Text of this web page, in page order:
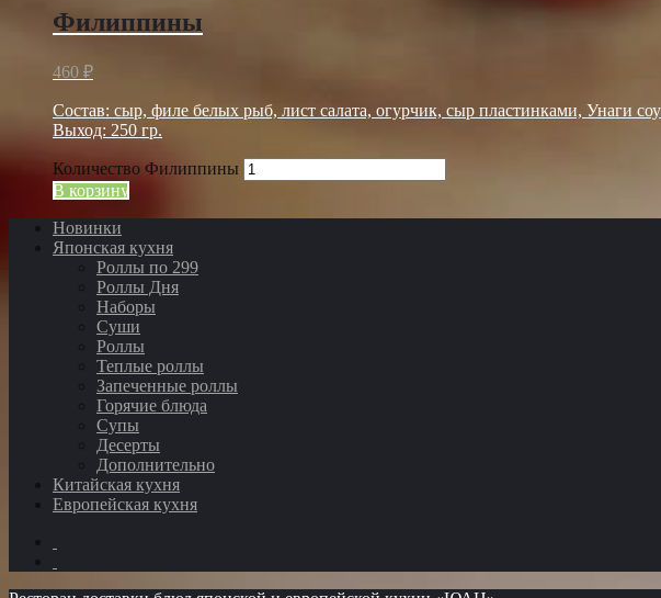
Филиппины
460 ₽
Состав: сыр, филе белых рыб, лист салата, огурчик, сыр пластинками, Унаги
Выход: 250 гр.
Количество Филиппины
В корзину
Новинки
Японская кухня
Роллы по 299
Роллы Дня
Наборы
Суши
Роллы
Теплые роллы
Запеченные роллы
Горячие блюда
Супы
Десерты
Дополнительно
Китайская кухня
Европейская кухня